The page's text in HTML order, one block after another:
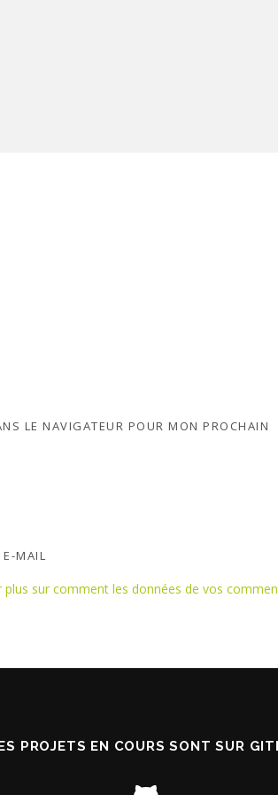
LE NAVIGATEUR POUR MON PROCHAIN
E-MAIL
plus sur comment les données de vos
PROJETS EN COURS SONT SUR